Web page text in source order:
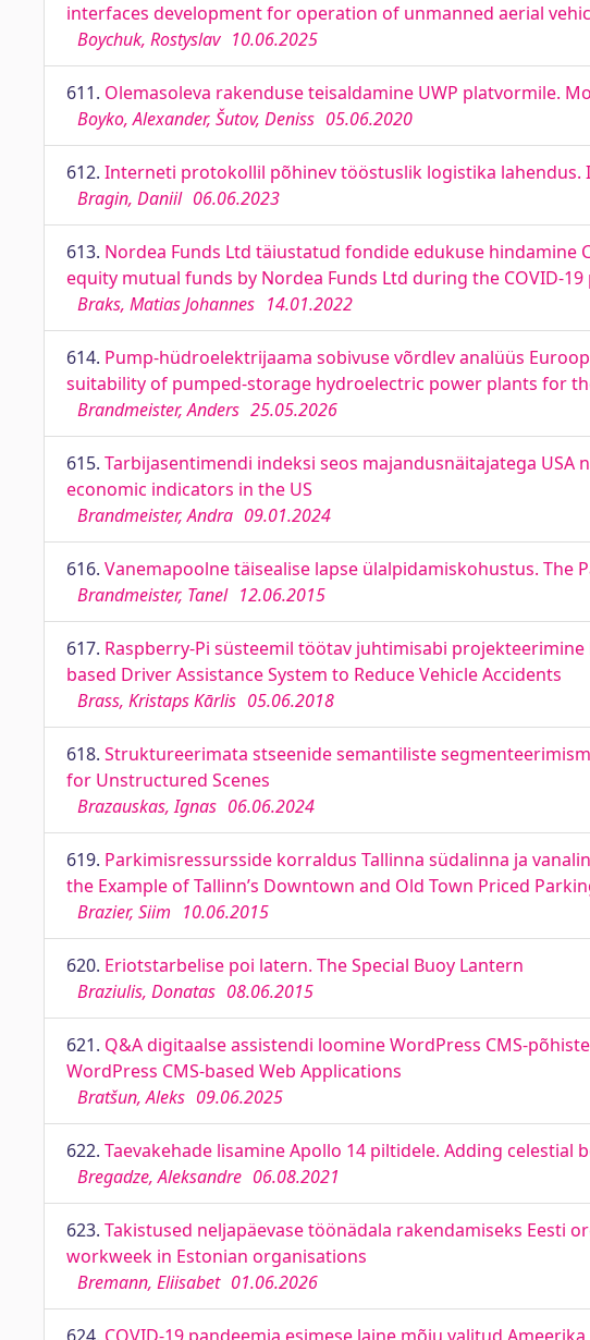
interfaces development for operation of unmanned aerial
Boychuk, Rostyslav 10.06.2025
611. Olemasoleva rakenduse teisaldamine UWP platvormile.
Boyko, Alexander, Šutov, Deniss 05.06.2020
612. Interneti protokollil põhinev tööstuslik logistika lahendus.
Bragin, Daniil 06.06.2023
613. Nordea Funds Ltd täiustatud fondide edukuse hindamine
equity mutual funds by Nordea Funds Ltd during the COVID-19
Braks, Matias Johannes 14.01.2022
614. Pump-hüdroelektrijaama sobivuse võrdlev analüüs
suitability of pumped-storage hydroelectric power plants for
Brandmeister, Anders 25.05.2026
615. Tarbijasentimendi indeksi seos majandusnäitajatega
economic indicators in the US
Brandmeister, Andra 09.01.2024
616. Vanemapoolne täisealise lapse ülalpidamiskohustus. The
Brandmeister, Tanel 12.06.2015
617. Raspberry-Pi süsteemil töötav juhtimisabi
based Driver Assistance System to Reduce Vehicle Accidents
Brass, Kristaps Kārlis 05.06.2018
618. Struktureerimata stseenide semantiliste
for Unstructured Scenes
Brazauskas, Ignas 06.06.2024
619. Parkimisressursside korraldus Tallinna südalinna ja
the Example of Tallinn’s Downtown and Old Town Priced
Brazier, Siim 10.06.2015
620. Eriotstarbelise poi latern. The Special Buoy Lantern
Braziulis, Donatas 08.06.2015
621. Q&A digitaalse assistendi loomine WordPress CMS-
WordPress CMS-based Web Applications
Bratšun, Aleks 09.06.2025
622. Taevakehade lisamine Apollo 14 piltidele. Adding celestial
Bregadze, Aleksandre 06.08.2021
623. Takistused neljapäevase töönädala rakendamiseks Eesti
workweek in Estonian organisations
Bremann, Eliisabet 01.06.2026